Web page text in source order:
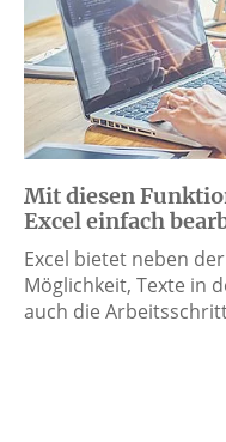
Mit diesen
Excel einfach
Excel bietet neben
Möglichkeit, Texte in
auch die